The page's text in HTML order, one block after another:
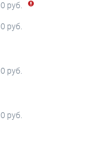
руб.
руб.
руб.
руб.